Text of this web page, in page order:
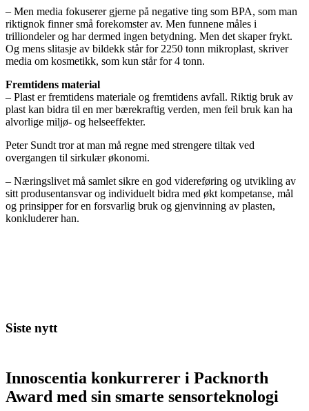
– Men media fokuserer gjerne på negative ting som BPA, som man
riktignok finner små forekomster av. Men funnene måles i
trilliondeler og har dermed ingen betydning. Men det skaper frykt.
Og mens slitasje av bildekk står for 2250 tonn mikroplast, skriver
media om kosmetikk, som kun står for 4 tonn.
Fremtidens material
– Plast er fremtidens materiale og fremtidens avfall. Riktig bruk av
plast kan bidra til en mer bærekraftig verden, men feil bruk kan ha
alvorlige miljø- og helseeffekter.
Peter Sundt tror at man må regne med strengere tiltak ved
overgangen til sirkulær økonomi.
– Næringslivet må samlet sikre en god videreføring og utvikling av
sitt produsentansvar og individuelt bidra med økt kompetanse, mål
og prinsipper for en forsvarlig bruk og gjenvinning av plasten,
konkluderer han.
Siste nytt
Innoscentia konkurrerer i Packnorth
Award med sin smarte sensorteknologi